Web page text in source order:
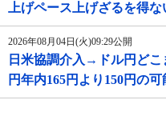
上げペース上げざるを得
2026年08月04日(火)09:29公開
日米協調介入→ドル円ど
円年内165円より150円の可